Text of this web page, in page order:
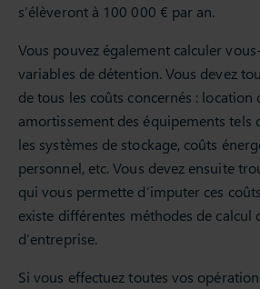
s’élèveront à 100 000 € par an.
Vous pouvez également calculer
variables de détention. Vous devez
de tous les coûts concernés : location
amortissement des équipements tels
les systèmes de stockage, coûts
personnel, etc. Vous devez ensuite
qui vous permette d’imputer ces
existe différentes méthodes de calcul
d’entreprise.
Si vous effectuez toutes vos